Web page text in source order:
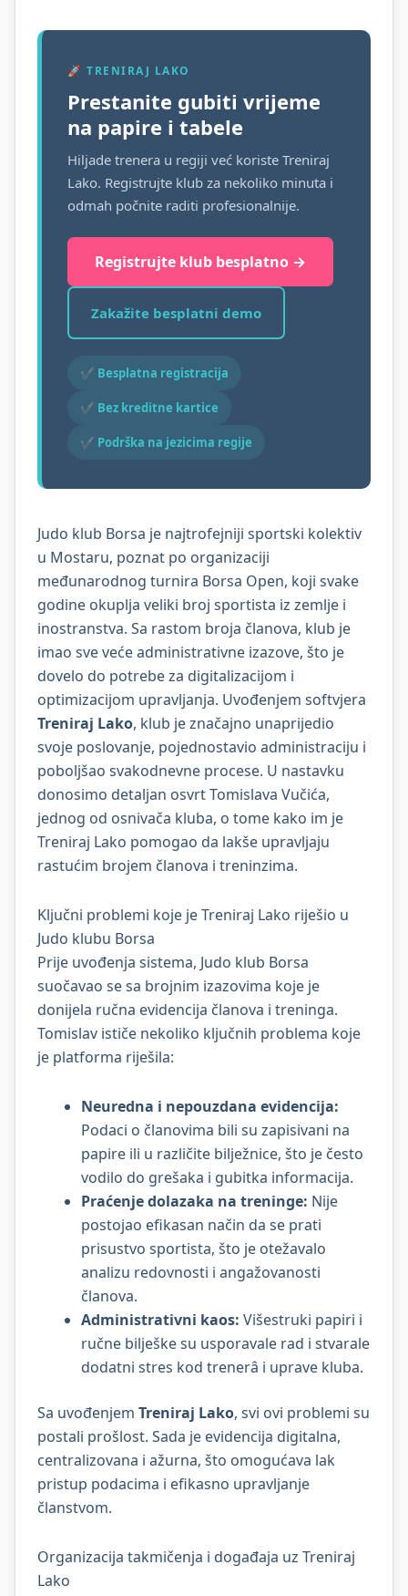
🚀 TRENIRAJ LAKO
Prestanite gubiti vrijeme
na papire i tabele
Hiljade trenera u regiji već koriste Treniraj
Lako. Registrujte klub za nekoliko minuta i
odmah počnite raditi profesionalnije.
Registrujte klub besplatno →
Zakažite besplatni demo
✔ Besplatna registracija
✔ Bez kreditne kartice
✔ Podrška na jezicima regije
Judo klub Borsa je najtrofejniji sportski kolektiv
u Mostaru, poznat po organizaciji
međunarodnog turnira Borsa Open, koji svake
godine okuplja veliki broj sportista iz zemlje i
inostranstva. Sa rastom broja članova, klub je
imao sve veće administrativne izazove, što je
dovelo do potrebe za digitalizacijom i
optimizacijom upravljanja. Uvođenjem softvjera
Treniraj Lako, klub je značajno unaprijedio
svoje poslovanje, pojednostavio administraciju i
poboljšao svakodnevne procese. U nastavku
donosimo detaljan osvrt Tomislava Vučića,
jednog od osnivača kluba, o tome kako im je
Treniraj Lako pomogao da lakše upravljaju
rastućim brojem članova i treninzima.
Ključni problemi koje je Treniraj Lako riješio u
Judo klubu Borsa
Prije uvođenja sistema, Judo klub Borsa
suočavao se sa brojnim izazovima koje je
donijela ručna evidencija članova i treninga.
Tomislav ističe nekoliko ključnih problema koje
je platforma riješila:
Neuredna i nepouzdana evidencija:
Podaci o članovima bili su zapisivani na
papire ili u različite bilježnice, što je često
vodilo do grešaka i gubitka informacija.
Praćenje dolazaka na treninge: Nije
postojao efikasan način da se prati
prisustvo sportista, što je otežavalo
analizu redovnosti i angažovanosti
članova.
Administrativni kaos: Višestruki papiri i
ručne bilješke su usporavale rad i stvarale
dodatni stres kod trenerâ i uprave kluba.
Sa uvođenjem Treniraj Lako, svi ovi problemi su
postali prošlost. Sada je evidencija digitalna,
centralizovana i ažurna, što omogućava lak
pristup podacima i efikasno upravljanje
članstvom.
Organizacija takmičenja i događaja uz Treniraj
Lako